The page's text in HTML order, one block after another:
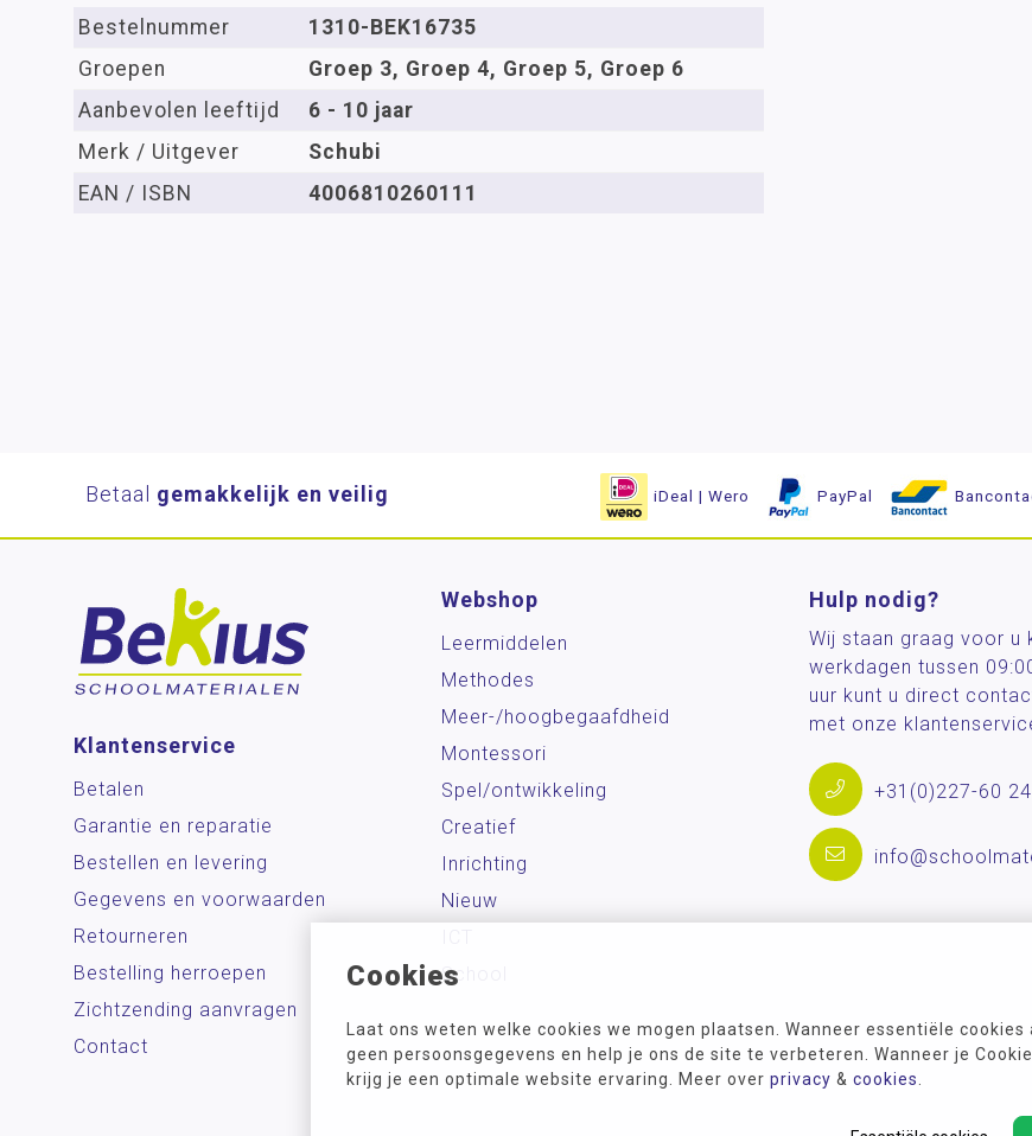
Cookies
Laat ons weten welke cookies we mogen plaatsen. Wanneer essentiële
geen persoonsgegevens en help je ons de site te verbeteren. Wanneer je
krijg je een optimale website ervaring. Meer over privacy & cookies
Bestelnummer
1310-BEK16735
Groepen
Groep 3, Groep 4, Groep 5, Groep 6
Aanbevolen leeftijd
6 - 10 jaar
Merk / Uitgever
Schubi
EAN / ISBN
4006810260111
Betaal gemakkelijk en veilig iDeal | Wero PayPal
Klantenservice
Betalen
Garantie en reparatie
Bestellen en levering
Gegevens en voorwaarden
Retourneren
Bestelling herroepen
Zichtzending aanvragen
Contact
Webshop
Leermiddelen
Methodes
Meer-/hoog­begaafdheid
Montessori
Spel/ontwikkeling
Creatief
Inrichting
Nieuw
School
Hulp nodig?
Wij staan graag voor u
werkdagen tussen
uur kunt u direct
met onze
+31(0)227-60